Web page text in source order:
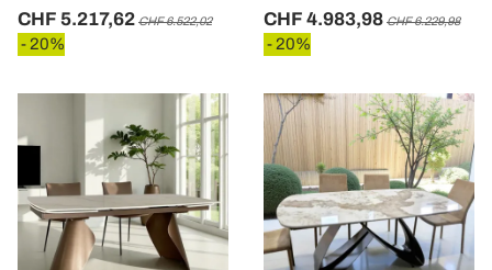
CHF 5.217,62 CHF 6.522,02
- 20%
CHF 4.983,98 CHF 6.229,98
- 20%